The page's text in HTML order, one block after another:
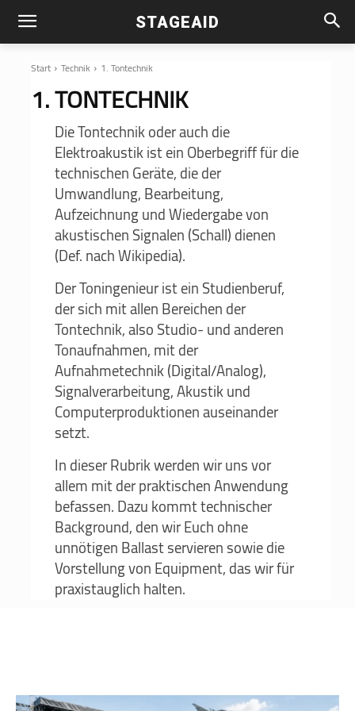
STAGEAID
Start Technik 1. Tontechnik
1. TONTECHNIK
Die Tontechnik oder auch die
Elektroakustik ist ein Oberbegriff für die
technischen Geräte, die der
Umwandlung, Bearbeitung,
Aufzeichnung und Wiedergabe von
akustischen Signalen (Schall) dienen
(Def. nach Wikipedia).
Der Toningenieur ist ein Studienberuf,
der sich mit allen Bereichen der
Tontechnik, also Studio- und anderen
Tonaufnahmen, mit der
Aufnahmetechnik (Digital/Analog),
Signalverarbeitung, Akustik und
Computerproduktionen auseinander
setzt.
In dieser Rubrik werden wir uns vor
allem mit der praktischen Anwendung
befassen. Dazu kommt technischer
Background, den wir Euch ohne
unnötigen Ballast servieren sowie die
Vorstellung von Equipment, das wir für
praxistauglich halten.